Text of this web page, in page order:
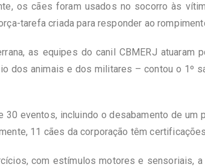
os cães foram usados no socorro às
tarefa criada para responder ao
as equipes do canil CBMERJ atuaram
dos animais e dos militares – contou o 1º
30 eventos, incluindo o desabamento de
11 cães da corporação têm
com estímulos motores e sensoriais,